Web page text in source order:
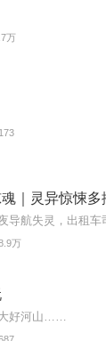
万
｜灵异惊悚多
万
好河山……